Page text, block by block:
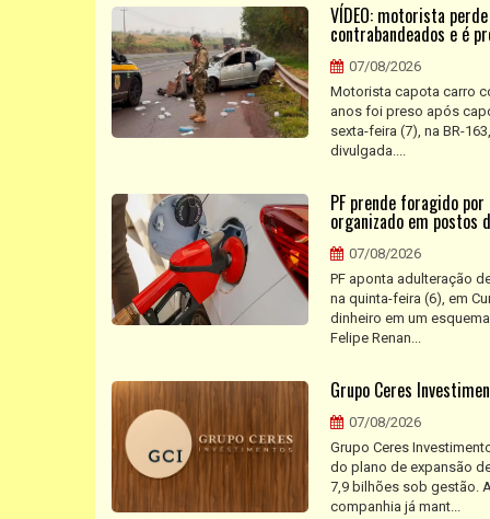
VÍDEO: motorista
contrabandeados e é
07/08/2026
Motorista capota carro
anos foi preso após
sexta-feira (7), na BR-
divulgada....
PF prende foragido
organizado em postos
07/08/2026
PF aponta adulteração
na quinta-feira (6), em
dinheiro em um
Felipe Renan...
Grupo Ceres
07/08/2026
Grupo Ceres
do plano de expansão
7,9 bilhões sob gestão.
companhia já mant...